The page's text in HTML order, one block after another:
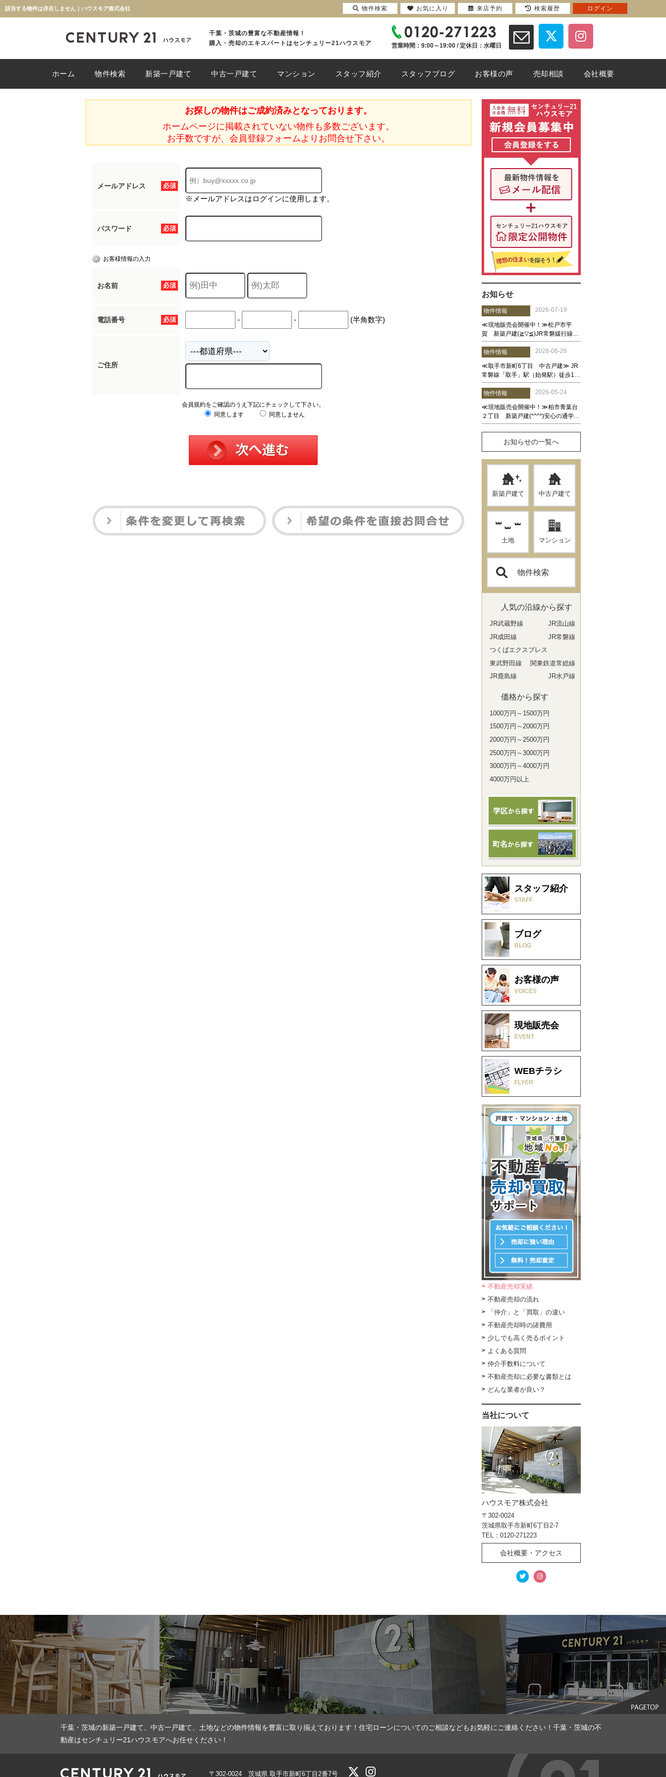
該当する物件は存在しません｜ハウスモア株式会社
千葉・茨城の豊富な不動産情報！
購入・売却のエキスパートはセンチュリー21ハウスモア
営業時間：9:00～19:00 / 定休日：水曜日
ホーム 物件検索 新築一戸建て 中古一戸建て マンション スタッフ紹介 スタッフブログ お客様の声 売却相談 会社概要
お探しの物件はご成約済みとなっております。
ホームページに掲載されていない物件も多数ございます。
お手数ですが、会員登録フォームよりお問合せ下さい。
必須
メールアドレス
※メールアドレスはログインに使用します。
必須
パスワード
お客様情報の入力
必須
お名前
必須
電話番号 - - (半角数字)
ご住所
会員規約をご確認のうえ下記にチェックして下さい。
同意します
同意しません
お知らせ
お知らせの一覧へ
新築戸建て 中古戸建て
土地 マンション
物件検索
人気の沿線から探す
JR武蔵野線
JR流山線
JR成田線
JR常磐線
つくばエクスプレス
東武野田線
関東鉄道常総線
JR鹿島線
JR水戸線
価格から探す
1000万円～1500万円
1500万円～2000万円
2000万円～2500万円
2500万円～3000万円
3000万円～4000万円
4000万円以上
スタッフ紹介
STAFF
ブログ
BLOG
お客様の声
VOICES
現地販売会
EVENT
WEBチラシ
FLYER
不動産売却実績
不動産売却の流れ
「仲介」と「買取」の違い
不動産売却時の諸費用
少しでも高く売るポイント
よくある質問
仲介手数料について
不動産売却に必要な書類とは
どんな業者が良い？
当社について
ハウスモア株式会社
〒302-0024
茨城県取手市新町6丁目2-7
TEL：0120-271223
会社概要・アクセス
千葉・茨城の新築一戸建て、中古一戸建て、土地などの物件情報を豊富に取り揃えております！住宅ローンについてのご相談などもお気軽にご連絡ください！千葉・茨城の不
動産はセンチュリー21ハウスモアへお任せください！
〒302-0024 茨城県 取手市新町6丁目2番7号
物件検索 お気に入り 来店予約 検索履歴 ログイン